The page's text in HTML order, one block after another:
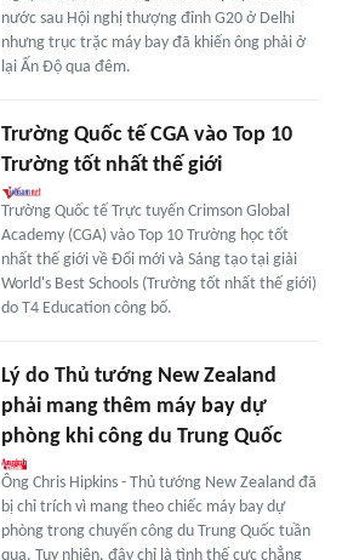
nước sau Hội nghị thượng đỉnh G20 ở Delhi
nhưng trục trặc máy bay đã khiến ông phải ở
lại Ấn Độ qua đêm.
Trường Quốc tế CGA vào Top 10
Trường tốt nhất thế giới
Trường Quốc tế Trực tuyến Crimson Global
Academy (CGA) vào Top 10 Trường học tốt
nhất thế giới về Đổi mới và Sáng tạo tại giải
World's Best Schools (Trường tốt nhất thế giới)
do T4 Education công bố.
Lý do Thủ tướng New Zealand
phải mang thêm máy bay dự
phòng khi công du Trung Quốc
Ông Chris Hipkins - Thủ tướng New Zealand đã
bị chỉ trích vì mang theo chiếc máy bay dự
phòng trong chuyến công du Trung Quốc tuần
qua. Tuy nhiên, đây chỉ là tình thế cực chẳng